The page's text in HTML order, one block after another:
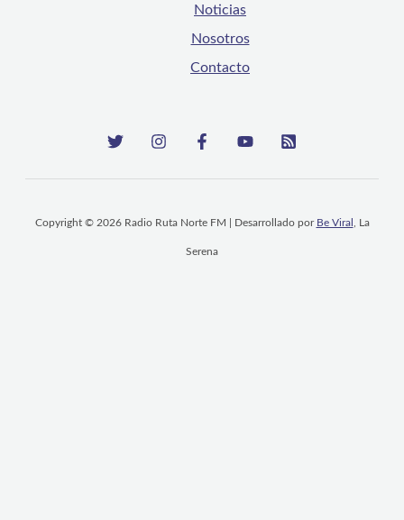
Noticias
Nosotros
Contacto
Copyright © 2026 Radio Ruta Norte FM | Desarrollado por Be Viral , La
Serena